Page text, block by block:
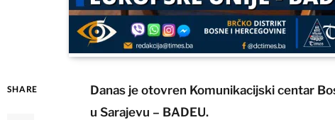
SHARE
Danas je otovren Komunikacijski centar
u Sarajevu – BADEU.